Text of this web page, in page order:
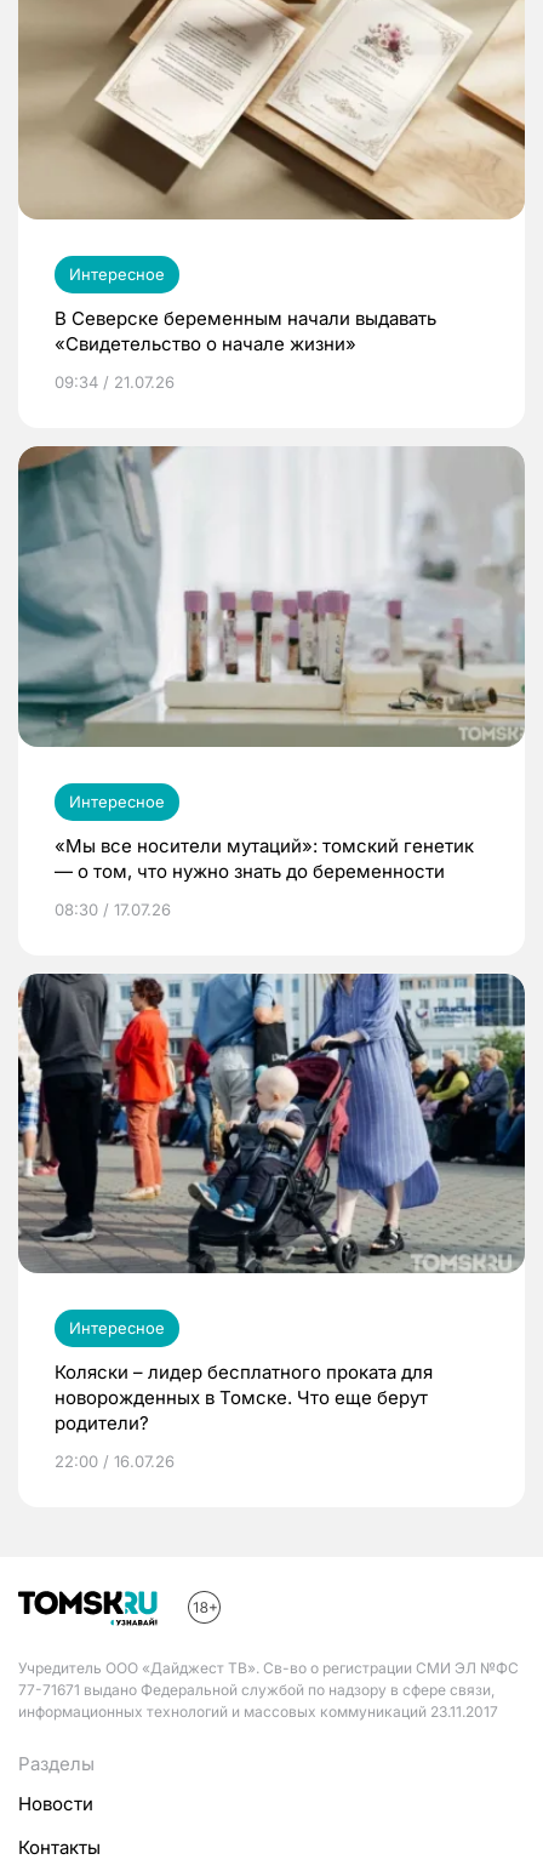
Интересное
В Северске беременным начали выдавать
«Свидетельство о начале жизни»
09:34 / 21.07.26
Интересное
«Мы все носители мутаций»: томский генетик
— о том, что нужно знать до беременности
08:30 / 17.07.26
Интересное
Коляски – лидер бесплатного проката для
новорожденных в Томске. Что еще берут
родители?
22:00 / 16.07.26
Учредитель ООО «Дайджест ТВ». Св-во о регистрации СМИ ЭЛ №ФС
77-71671 выдано Федеральной службой по надзору в сфере связи,
информационных технологий и массовых коммуникаций 23.11.2017
Разделы
Новости
Контакты